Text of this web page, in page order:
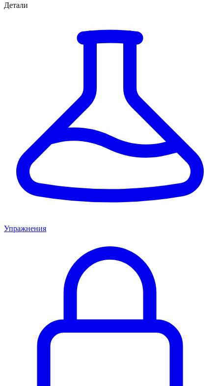
Детали
Упражнения